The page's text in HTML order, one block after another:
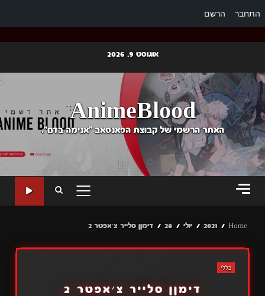
התחבר הרשם
content
אוגוסט 9, 2026
AnimeBlood
האתר הרשמי של קבוצת הפאנסאב "אנימה בדם".
PRIMARY
Home
2021 יולי 28 דימןן סלייר צ׳אפטר 2
כללי
דימןן סלייר צ׳אפטר 2